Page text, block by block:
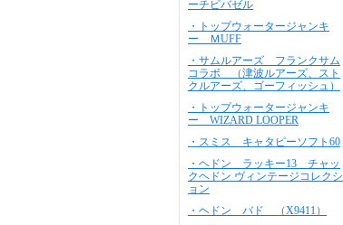
ーチビバゼル
・トップウォータージャンキ
ー ＭUFF
・サムルアーズ フランクサム
コラボ （津波ルアーズ、スト
クルアーズ、ゴーフィッシュ）
・トップウォータージャンキ
ー WIZARD LOOPER
・スミス キャタピーソフト60
・ヘドン ラッキー13 チャッ
クヘドン ヴィンテージコレクシ
ョン
・ヘドン バド （X9411）